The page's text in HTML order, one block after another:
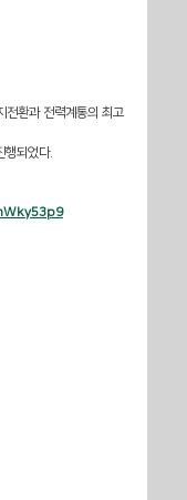
전환과 전력계통의 최고
행되었다.